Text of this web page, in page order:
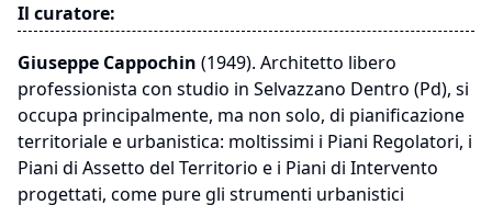
Il curatore:
Giuseppe Cappochin (1949). Architetto libero
professionista con studio in Selvazzano Dentro (Pd), si
occupa principalmente, ma non solo, di pianificazione
territoriale e urbanistica: moltissimi i Piani Regolatori, i
Piani di Assetto del Territorio e i Piani di Intervento
progettati, come pure gli strumenti urbanistici